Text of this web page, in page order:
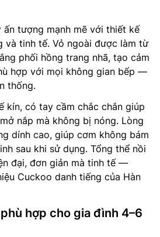
ấn tượng mạnh mẽ với thiết kế
và tinh tế. Vỏ ngoài được làm từ
phối hồng trang nhã, tạo cảm
hợp với mọi không gian bếp —
thống.
kín, có tay cầm chắc chắn giúp
nắp mà không bị nóng. Lòng
dính cao, giúp cơm không bám
sau khi sử dụng. Tổng thể nồi
đại, đơn giản mà tinh tế —
Cuckoo danh tiếng của Hàn
hợp cho gia đình 4–6